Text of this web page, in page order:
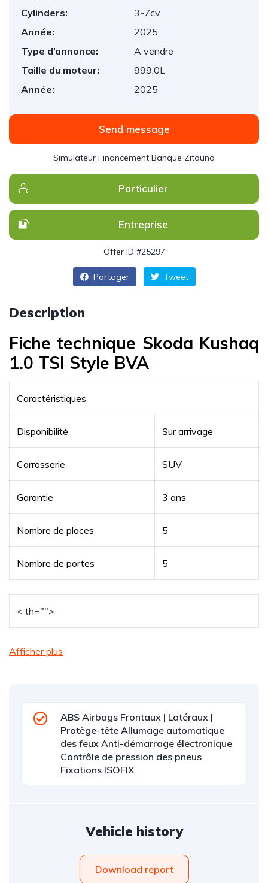
Cylinders:
3-7cv
Année:
2025
Type d’annonce:
A vendre
Taille du moteur:
999.0L
Année:
2025
Send message
Simulateur Financement Banque Zitouna
Particulier
Entreprise
Offer ID #25297
Partager Tweet
Description
Fiche technique Skoda Kushaq
1.0 TSI Style BVA
Caractéristiques
Disponibilité Sur arrivage
Carrosserie SUV
Garantie 3 ans
Nombre de places 5
Nombre de portes 5
< th="">
Afficher plus
ABS Airbags Frontaux | Latéraux |
Protège-tête Allumage automatique
des feux Anti-démarrage électronique
Contrôle de pression des pneus
Fixations ISOFIX
Vehicle history
Download report